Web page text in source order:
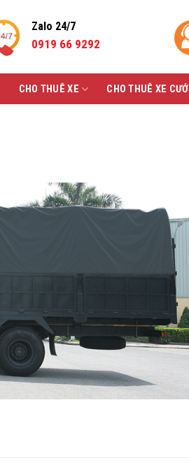
Zalo 24/7
0919 66 9292
CHO THUÊ XE CHO THUÊ XE CƯỚI